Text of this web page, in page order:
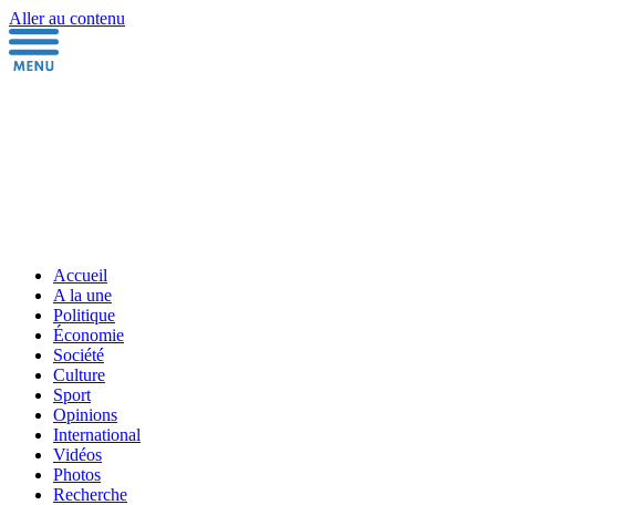
Aller au contenu
Accueil
A la une
Politique
Économie
Société
Culture
Sport
Opinions
International
Vidéos
Photos
Recherche